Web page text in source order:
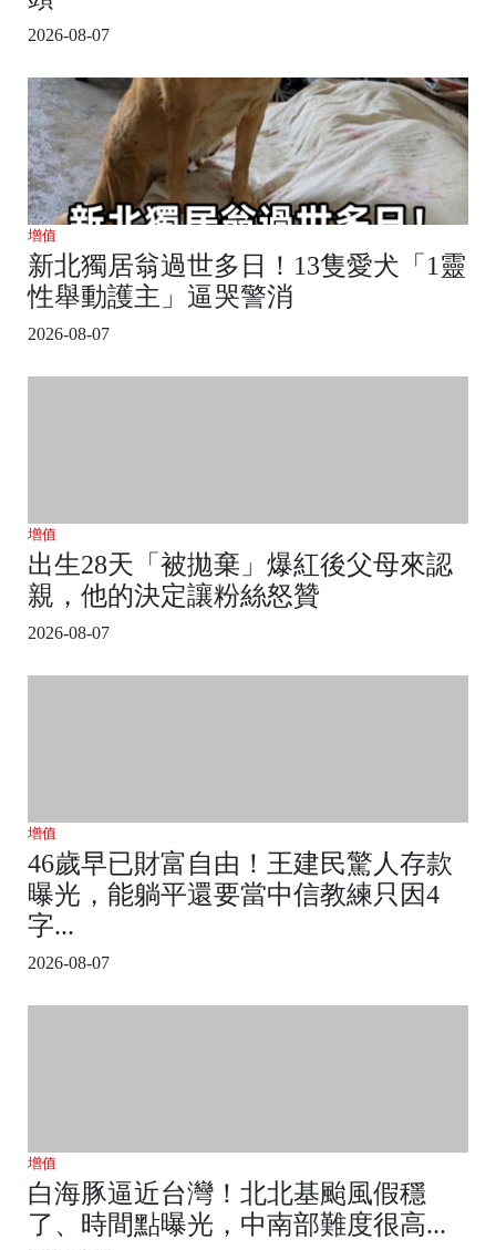
2026-08-07
增值
新北獨居翁過世多日！13隻愛犬「1靈
性舉動護主」逼哭警消
2026-08-07
增值
出生28天「被拋棄」爆紅後父母來認
親，他的決定讓粉絲怒贊
2026-08-07
增值
46歲早已財富自由！王建民驚人存款
曝光，能躺平還要當中信教練只因4
字...
2026-08-07
增值
白海豚逼近台灣！北北基颱風假穩
了、時間點曝光，中南部難度很高...